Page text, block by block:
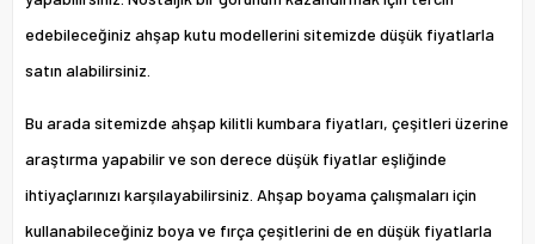
edebileceğiniz ahşap kutu modellerini sitemizde düşük fiyatlarla
satın alabilirsiniz.
Bu arada sitemizde ahşap kilitli kumbara fiyatları, çeşitleri üzerine
araştırma yapabilir ve son derece düşük fiyatlar eşliğinde
ihtiyaçlarınızı karşılayabilirsiniz. Ahşap boyama çalışmaları için
kullanabileceğiniz boya ve fırça çeşitlerini de en düşük fiyatlarla